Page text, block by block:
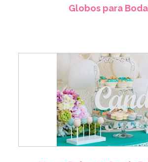
Globos para